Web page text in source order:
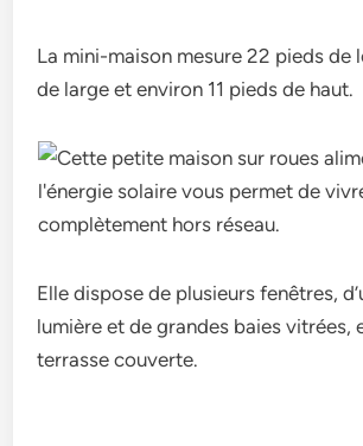
La mini-maison mesure 22 pieds de
de large et environ 11 pieds de haut.
Elle dispose de plusieurs fenêtres,
lumière et de grandes baies vitrées,
terrasse couverte.